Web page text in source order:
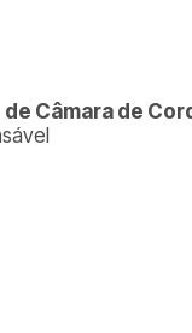
Câmara de